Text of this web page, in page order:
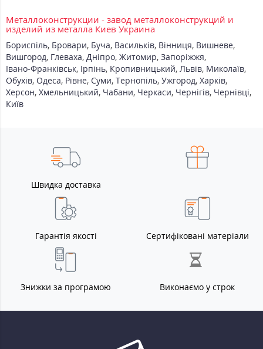
Металлоконструкции - завод металлоконструкций и
изделий из металла Киев Украина
Бориспіль, Бровари, Буча, Васильків, Вінниця, Вишневе,
Вишгород, Глеваха, Дніпро, Житомир, Запоріжжя,
Івано-Франківськ, Ірпінь, Кропивницький, Львів, Миколаїв,
Обухів, Одеса, Рівне, Суми, Тернопіль, Ужгород, Харків,
Херсон, Хмельницький, Чабани, Черкаси, Чернігів, Чернівці,
Київ
Швидка доставка
Гарантія якості Сертифіковані матеріали
Знижки за програмою Виконаємо у строк